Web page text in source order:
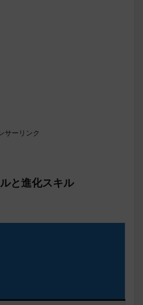
サーリンク
と進化スキル